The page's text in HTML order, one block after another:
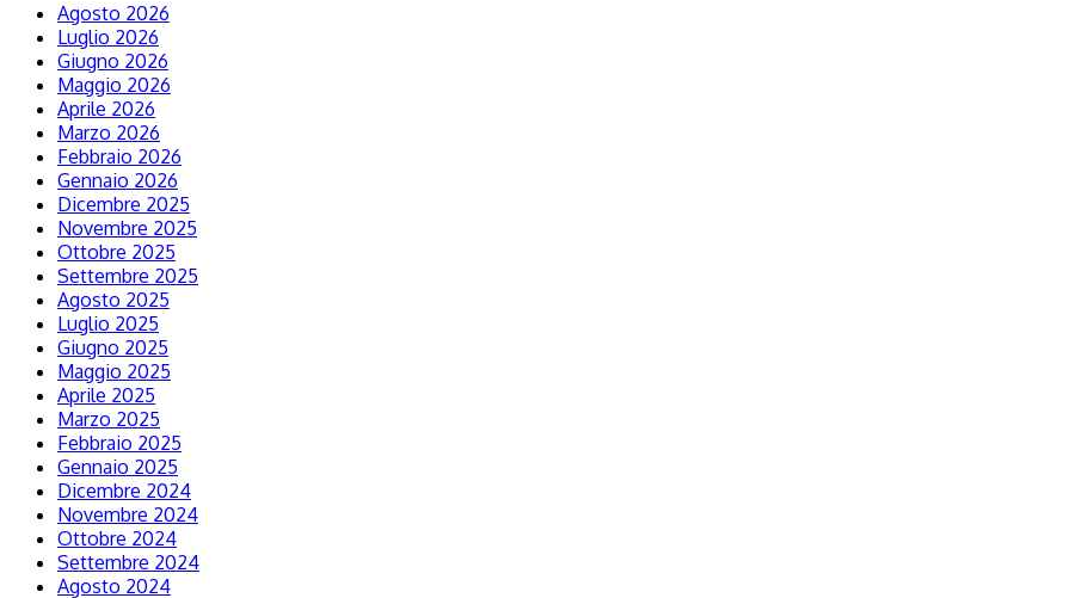
Agosto 2026
Luglio 2026
Giugno 2026
Maggio 2026
Aprile 2026
Marzo 2026
Febbraio 2026
Gennaio 2026
Dicembre 2025
Novembre 2025
Ottobre 2025
Settembre 2025
Agosto 2025
Luglio 2025
Giugno 2025
Maggio 2025
Aprile 2025
Marzo 2025
Febbraio 2025
Gennaio 2025
Dicembre 2024
Novembre 2024
Ottobre 2024
Settembre 2024
Agosto 2024